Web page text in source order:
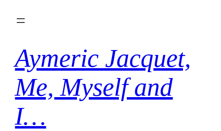
Aymeric Jacquet,
Me, Myself and
I…